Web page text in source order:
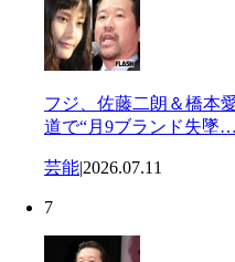
フジ、佐藤二朗＆橋本
道で“月9ブランド失墜…
芸能|2026.07.11
7